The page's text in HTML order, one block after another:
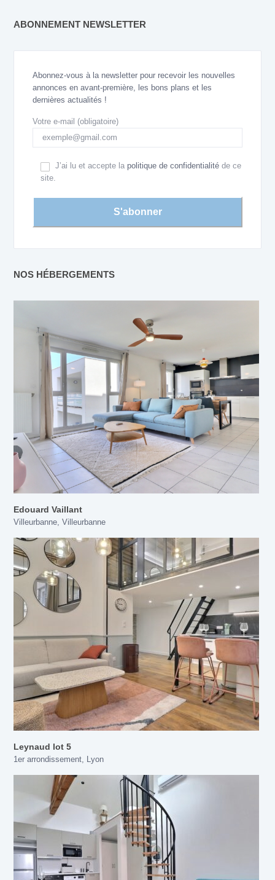
ABONNEMENT NEWSLETTER
Abonnez-vous à la newsletter pour recevoir les nouvelles
annonces en avant-première, les bons plans et les
dernières actualités !
Votre e-mail (obligatoire)
J’ai lu et accepte la politique de confidentialité de ce
site.
NOS HÉBERGEMENTS
Edouard Vaillant
Villeurbanne, Villeurbanne
Leynaud lot 5
1er arrondissement, Lyon